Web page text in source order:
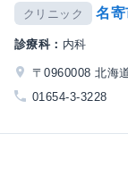
クリニック 名
診療科： 内科
〒0960008 北海
01654-3-3228